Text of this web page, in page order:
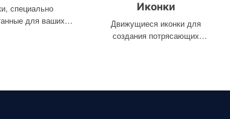
специально
для ваших
Иконки
Движущиеся иконки для
создания потрясающих